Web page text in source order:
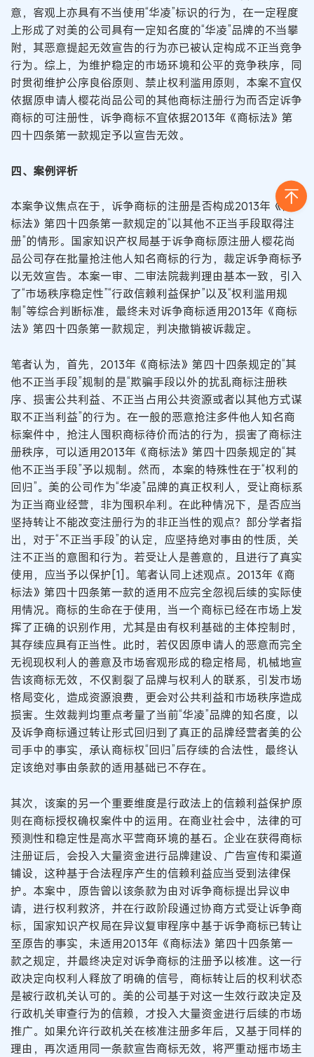
意，客观上亦具有不当使用“华凌”标识的行为，在一定程度
上形成了对美的公司具有一定知名度的“华凌”品牌的不当攀
附，其恶意提起无效宣告的行为亦已被认定构成不正当竞争
行为。综上，为维护稳定的市场环境和公平的竞争秩序，同
时贯彻维护公序良俗原则、禁止权利滥用原则，本案不宜仅
依据原申请人樱花尚品公司的其他商标注册行为而否定诉争
商标的可注册性，诉争商标不宜依据2013年《商标法》第
四十四条第一款规定予以宣告无效。
四、案例评析
本案争议焦点在于，诉争商标的注册是否构成2013年《商
标法》第四十四条第一款规定的“以其他不正当手段取得注
册”的情形。国家知识产权局基于诉争商标原注册人樱花尚
品公司存在批量抢注他人知名商标的行为，裁定诉争商标予
以无效宣告。本案一审、二审法院裁判理由基本一致，引入
了“市场秩序稳定性”“行政信赖利益保护”以及“权利滥用规
制”等综合判断标准，最终未对诉争商标适用2013年《商标
法》第四十四条第一款规定，判决撤销被诉裁定。
笔者认为，首先，2013年《商标法》第四十四条规定的“其
他不正当手段”规制的是“欺骗手段以外的扰乱商标注册秩
序、损害公共利益、不正当占用公共资源或者以其他方式谋
取不正当利益”的行为。在一般的恶意抢注多件他人知名商
标案件中，抢注人囤积商标待价而沽的行为，损害了商标注
册秩序，可以适用2013年《商标法》第四十四条规定的“其
他不正当手段”予以规制。然而，本案的特殊性在于“权利的
回归”。美的公司作为“华凌”品牌的真正权利人，受让商标系
为正当商业经营，非为囤积牟利。在此种情况下，是否应当
坚持转让不能改变注册行为的非正当性的观点？部分学者指
出，对于“不正当手段”的认定，应坚持绝对事由的性质，关
注不正当的意图和行为。若受让人是善意的，且进行了真实
使用，应当予以保护[1]。笔者认同上述观点。2013年《商
标法》第四十四条第一款的适用不应完全忽视后续的实际使
用情况。商标的生命在于使用，当一个商标已经在市场上发
挥了正确的识别作用，尤其是由有权利基础的主体控制时，
其存续应具有正当性。此时，若仅因原申请人的恶意而完全
无视现权利人的善意及市场客观形成的稳定格局，机械地宣
告该商标无效，不仅割裂了品牌与权利人的联系，引发市场
格局变化，造成资源浪费，更会对公共利益和市场秩序造成
损害。生效裁判均重点考量了当前“华凌”品牌的知名度，以
及诉争商标通过转让形式回归到了真正的品牌经营者美的公
司手中的事实，承认商标权“回归”后存续的合法性，最终认
定该绝对事由条款的适用基础已不存在。
其次，该案的另一个重要维度是行政法上的信赖利益保护原
则在商标授权确权案件中的运用。在商业社会中，法律的可
预测性和稳定性是高水平营商环境的基石。企业在获得商标
注册证后，会投入大量资金进行品牌建设、广告宣传和渠道
铺设，这种基于合法程序产生的信赖利益应当受到法律保
护。本案中，原告曾以该条款为由对诉争商标提出异议申
请，进行权利救济，并在行政阶段通过协商方式受让诉争商
标，国家知识产权局在异议复审程序中基于诉争商标已转让
至原告的事实，未适用2013年《商标法》第四十四条第一
款之规定，并最终决定对诉争商标的注册予以核准。这一行
政决定向权利人释放了明确的信号，商标转让后的权利状态
是被行政机关认可的。美的公司基于对这一生效行政决定及
行政机关审查行为的信赖，才投入大量资金进行后续的市场
推广。如果允许行政机关在核准注册多年后，又基于同样的
理由，再次适用同一条款宣告商标无效，将严重动摇市场主